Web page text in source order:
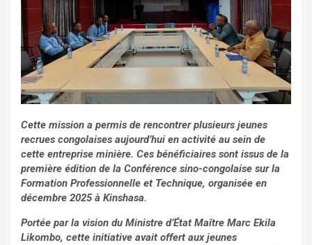
Cette mission a permis de rencontrer plusieurs jeunes
recrues congolaises aujourd’hui en activité au sein de
cette entreprise minière. Ces bénéficiaires sont issus de la
première édition de la Conférence sino-congolaise sur la
Formation Professionnelle et Technique, organisée en
décembre 2025 à Kinshasa.
Portée par la vision du Ministre d’État Maître Marc Ekila
Likombo, cette initiative avait offert aux jeunes